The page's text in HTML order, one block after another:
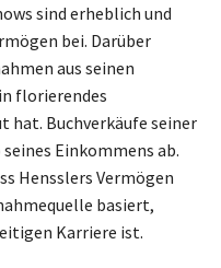
sind erheblich und
bei. Darüber
aus seinen
florierendes
hat. Buchverkäufe seiner
Einkommens ab.
Hensslers Vermögen
basiert,
Karriere ist.